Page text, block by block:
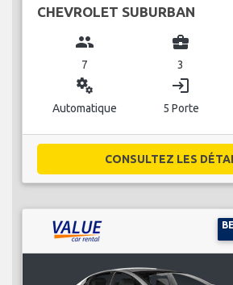
CHEVROLET SUBURBAN
group
7
business_center
3
miscellaneous_services
Automatique
login
5 Porte
CONSULTEZ LES